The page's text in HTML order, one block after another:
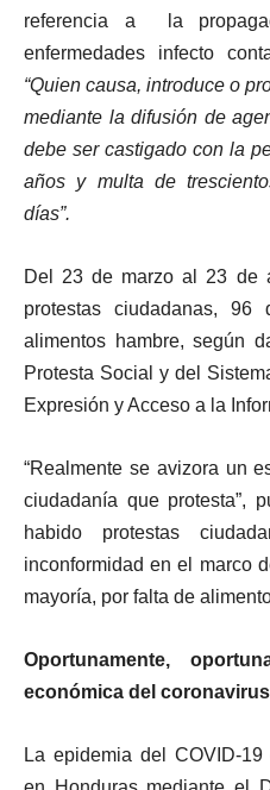
referencia a la
enfermedades infecto
“Quien causa, introduce o
mediante la difusión de
debe ser castigado con la
años y multa de
días”.
Del 23 de marzo al 23 de
protestas ciudadanas,
alimentos hambre, según
Protesta Social y del
Expresión y Acceso a la
“Realmente se avizora un
ciudadanía que protesta”,
habido protestas
inconformidad en el marco
mayoría, por falta de
Oportunamente,
económica del coronavirus
La epidemia del COVID-